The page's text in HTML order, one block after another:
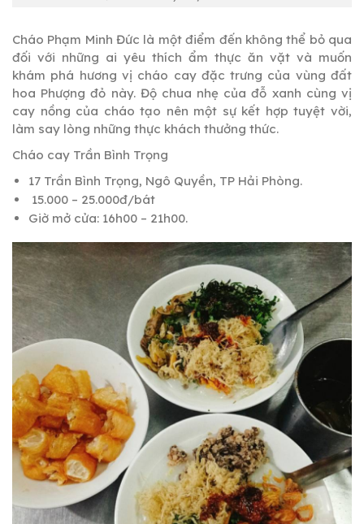
Cháo Phạm Minh Đức là một điểm đến không thể bỏ qua
đối với những ai yêu thích ẩm thực ăn vặt và muốn
khám phá hương vị cháo cay đặc trưng của vùng đất
hoa Phượng đỏ này. Độ chua nhẹ của đỗ xanh cùng vị
cay nồng của cháo tạo nên một sự kết hợp tuyệt vời,
làm say lòng những thực khách thưởng thức.
Cháo cay Trần Bình Trọng
17 Trần Bình Trọng, Ngô Quyền, TP Hải Phòng.
15.000 – 25.000đ/bát
Giờ mở cửa: 16h00 – 21h00.